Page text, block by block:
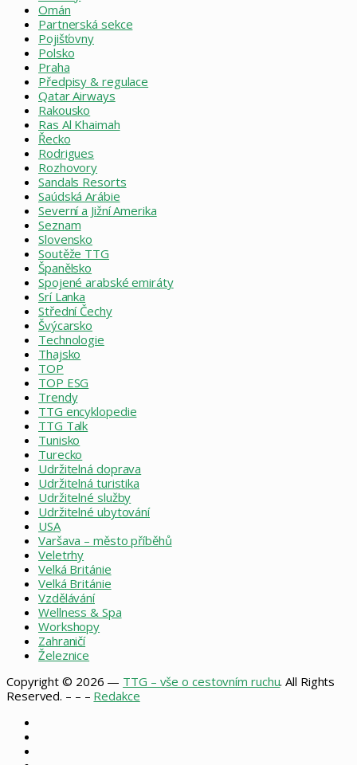
Omán
Partnerská sekce
Pojišťovny
Polsko
Praha
Předpisy & regulace
Qatar Airways
Rakousko
Ras Al Khaimah
Řecko
Rodrigues
Rozhovory
Sandals Resorts
Saúdská Arábie
Severní a Jižní Amerika
Seznam
Slovensko
Soutěže TTG
Španělsko
Spojené arabské emiráty
Srí Lanka
Střední Čechy
Švýcarsko
Technologie
Thajsko
TOP
TOP ESG
Trendy
TTG encyklopedie
TTG Talk
Tunisko
Turecko
Udržitelná doprava
Udržitelná turistika
Udržitelné služby
Udržitelné ubytování
USA
Varšava – město příběhů
Veletrhy
Velká Británie
Velká Británie
Vzdělávání
Wellness & Spa
Workshopy
Zahraničí
Železnice
Copyright © 2026 — TTG – vše o cestovním ruchu. All Rights
Reserved. – – – Redakce